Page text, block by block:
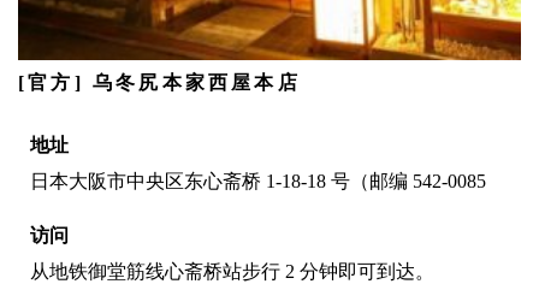
[官方] 乌冬尻本家西屋本店
地址
日本大阪市中央区东心斋桥 1-18-18 号（邮编 542-0085
访问
从地铁御堂筋线心斋桥站步行 2 分钟即可到达。